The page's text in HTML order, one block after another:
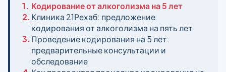
1. Кодирование от алкоголизма на 5 лет
2.Клиника 21Рехаб: предложение
кодирования от алкоголизма на пять лет
3.Проведение кодирования на 5 лет:
предварительные консультации и
обследование